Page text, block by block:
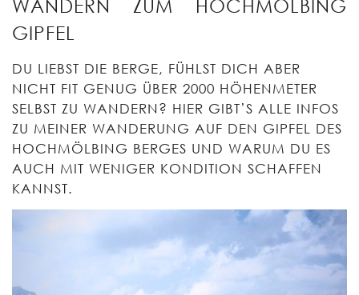
WANDERN ZUM HOCHMÖLBING
GIPFEL
DU LIEBST DIE BERGE, FÜHLST DICH ABER
NICHT FIT GENUG ÜBER 2000 HÖHENMETER
SELBST ZU WANDERN? HIER GIBT’S ALLE INFOS
ZU MEINER WANDERUNG AUF DEN GIPFEL DES
HOCHMÖLBING BERGES UND WARUM DU ES
AUCH MIT WENIGER KONDITION SCHAFFEN
KANNST.